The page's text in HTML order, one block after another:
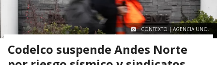
CONTEXTO | AGENCIA UNO.
Codelco suspende Andes Norte